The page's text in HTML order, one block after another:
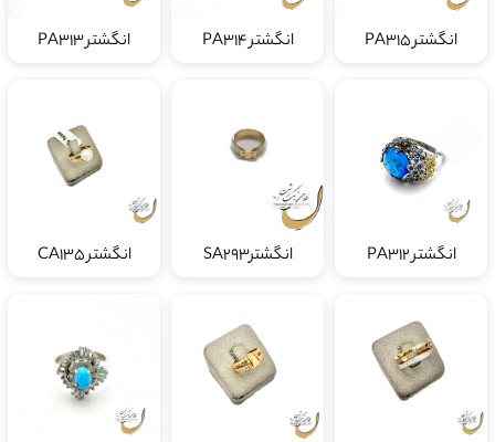
انگشتر PA315 انگشتر PA314 انگشتر PA313
انگشتر PA312 انگشترSA293 انگشتر CA135